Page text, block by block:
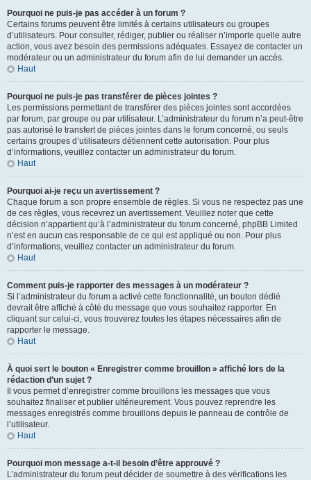
Pourquoi ne puis-je pas accéder à un forum ?
Certains forums peuvent être limités à certains utilisateurs ou groupes
d’utilisateurs. Pour consulter, rédiger, publier ou réaliser n’importe quelle autre
action, vous avez besoin des permissions adéquates. Essayez de contacter un
modérateur ou un administrateur du forum afin de lui demander un accès.
Haut
Pourquoi ne puis-je pas transférer de pièces jointes ?
Les permissions permettant de transférer des pièces jointes sont accordées
par forum, par groupe ou par utilisateur. L’administrateur du forum n’a peut-être
pas autorisé le transfert de pièces jointes dans le forum concerné, ou seuls
certains groupes d’utilisateurs détiennent cette autorisation. Pour plus
d’informations, veuillez contacter un administrateur du forum.
Haut
Pourquoi ai-je reçu un avertissement ?
Chaque forum a son propre ensemble de règles. Si vous ne respectez pas une
de ces règles, vous recevrez un avertissement. Veuillez noter que cette
décision n’appartient qu’à l’administrateur du forum concerné, phpBB Limited
n’est en aucun cas responsable de ce qui est appliqué ou non. Pour plus
d’informations, veuillez contacter un administrateur du forum.
Haut
Comment puis-je rapporter des messages à un modérateur ?
Si l’administrateur du forum a activé cette fonctionnalité, un bouton dédié
devrait être affiché à côté du message que vous souhaitez rapporter. En
cliquant sur celui-ci, vous trouverez toutes les étapes nécessaires afin de
rapporter le message.
Haut
À quoi sert le bouton « Enregistrer comme brouillon » affiché lors de la
rédaction d’un sujet ?
Il vous permet d’enregistrer comme brouillons les messages que vous
souhaitez finaliser et publier ultérieurement. Vous pouvez reprendre les
messages enregistrés comme brouillons depuis le panneau de contrôle de
l’utilisateur.
Haut
Pourquoi mon message a-t-il besoin d’être approuvé ?
L’administrateur du forum peut décider de soumettre à des vérifications les